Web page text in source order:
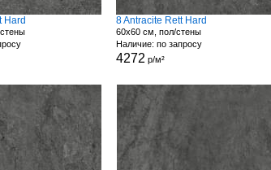
Hard 8 Antracite Rett Hard
60x60 см, пол/стены
Наличие: по запросу
4272 р/м²